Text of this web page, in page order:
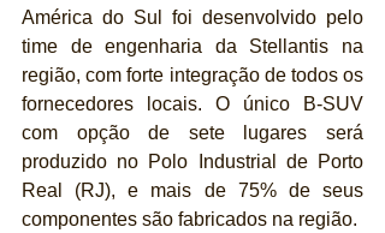
América do Sul foi desenvolvido pelo
time de engenharia da Stellantis na
região, com forte integração de todos os
fornecedores locais. O único B-SUV
com opção de sete lugares será
produzido no Polo Industrial de Porto
Real (RJ), e mais de 75% de seus
componentes são fabricados na região.